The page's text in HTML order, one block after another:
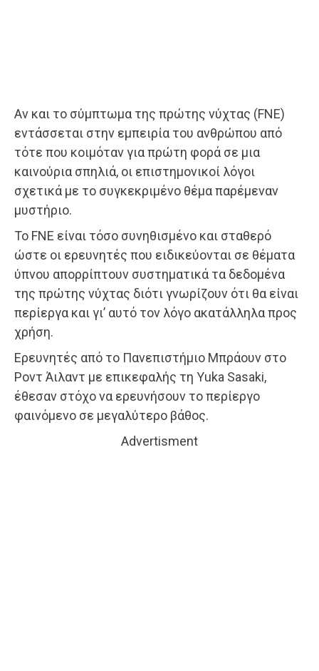
Αν και το σύμπτωμα της πρώτης νύχτας (FNE)
εντάσσεται στην εμπειρία του ανθρώπου από
τότε που κοιμόταν για πρώτη φορά σε μια
καινούρια σπηλιά, οι επιστημονικοί λόγοι
σχετικά με το συγκεκριμένο θέμα παρέμεναν
μυστήριο.
Το FNE είναι τόσο συνηθισμένο και σταθερό
ώστε οι ερευνητές που ειδικεύονται σε θέματα
ύπνου απορρίπτουν συστηματικά τα δεδομένα
της πρώτης νύχτας διότι γνωρίζουν ότι θα είναι
περίεργα και γι’ αυτό τον λόγο ακατάλληλα προς
χρήση.
Ερευνητές από το Πανεπιστήμιο Μπράουν στο
Ροντ Άιλαντ με επικεφαλής τη Yuka Sasaki,
έθεσαν στόχο να ερευνήσουν το περίεργο
φαινόμενο σε μεγαλύτερο βάθος.
Advertisment